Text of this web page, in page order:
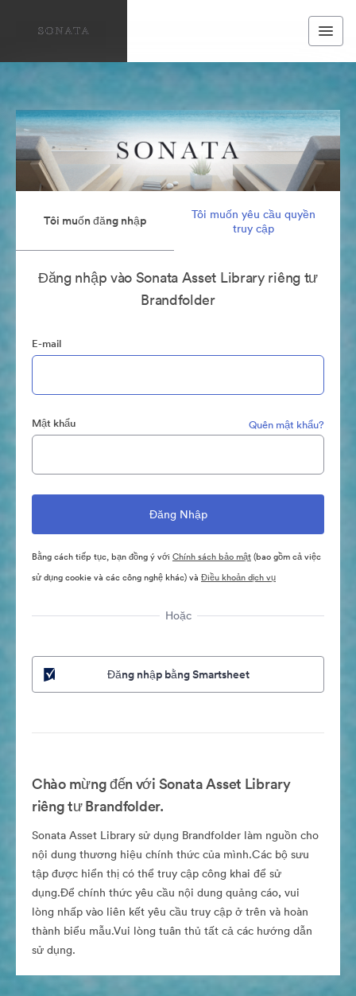
Tôi muốn đăng nhập
Tôi muốn yêu cầu quyền
truy cập
Đăng nhập vào Sonata Asset Library riêng tư
Brandfolder
E-mail
Mật khẩu Quên mật khẩu?
Bằng cách tiếp tục, bạn đồng ý với Chính sách bảo mật(bao gồm cả việc
sử dụng cookie và các công nghệ khác) và Điều khoản dịch vụ
Hoặc
Đăng nhập bằng Smartsheet
Chào mừng đến với Sonata Asset Library
riêng tư Brandfolder.
Sonata Asset Library sử dụng Brandfolder làm nguồn cho
nội dung thương hiệu chính thức của mình.Các bộ sưu
tập được hiển thị có thể truy cập công khai để sử
dụng.Để chính thức yêu cầu nội dung quảng cáo, vui
lòng nhấp vào liên kết yêu cầu truy cập ở trên và hoàn
thành biểu mẫu.Vui lòng tuân thủ tất cả các hướng dẫn
sử dụng.